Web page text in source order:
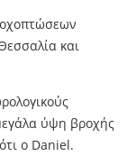
και
ύψη βροχής
ο Daniel.